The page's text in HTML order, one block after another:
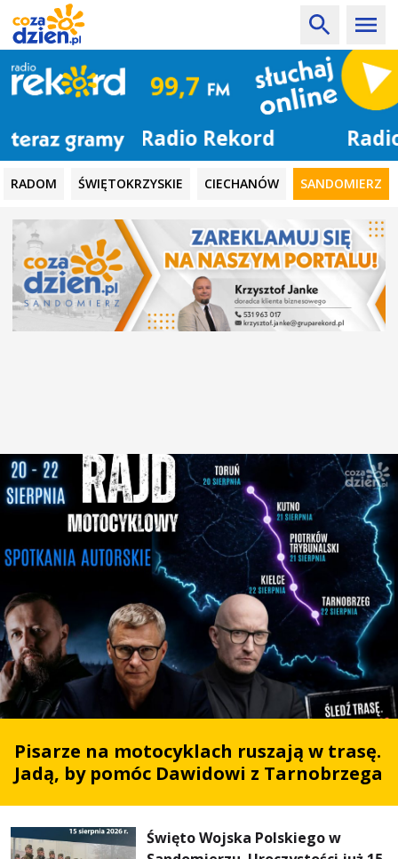
Radio Rekord
RADOM ŚWIĘTOKRZYSKIE CIECHANÓW SANDOMIERZ
Pisarze na motocyklach ruszają w trasę.
Jadą, by pomóc Dawidowi z Tarnobrzega
Święto Wojska Polskiego w